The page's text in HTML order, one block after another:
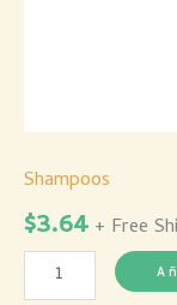
Shampoos
$3.64 + Free